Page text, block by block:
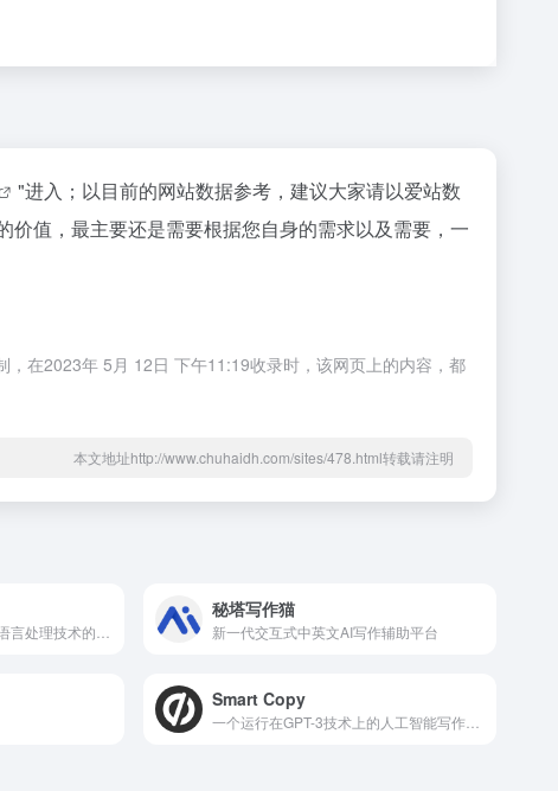
"进入；以目前的网站数据参考，建议大家请以爱站数
值，最主要还是需要根据您自身的需求以及需要，一
在2023年 5月 12日 下午11:19收录时，该网页上的内容，都
本文地址http://www.chuhaidh.com/sites/478.html转载请注明
秘塔写作猫
新一代交互式中英文AI写作辅助平台
Smart Copy